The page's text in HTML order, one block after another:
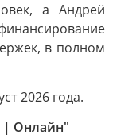
а Андрей
в полном
2026 года.
| Онлайн"